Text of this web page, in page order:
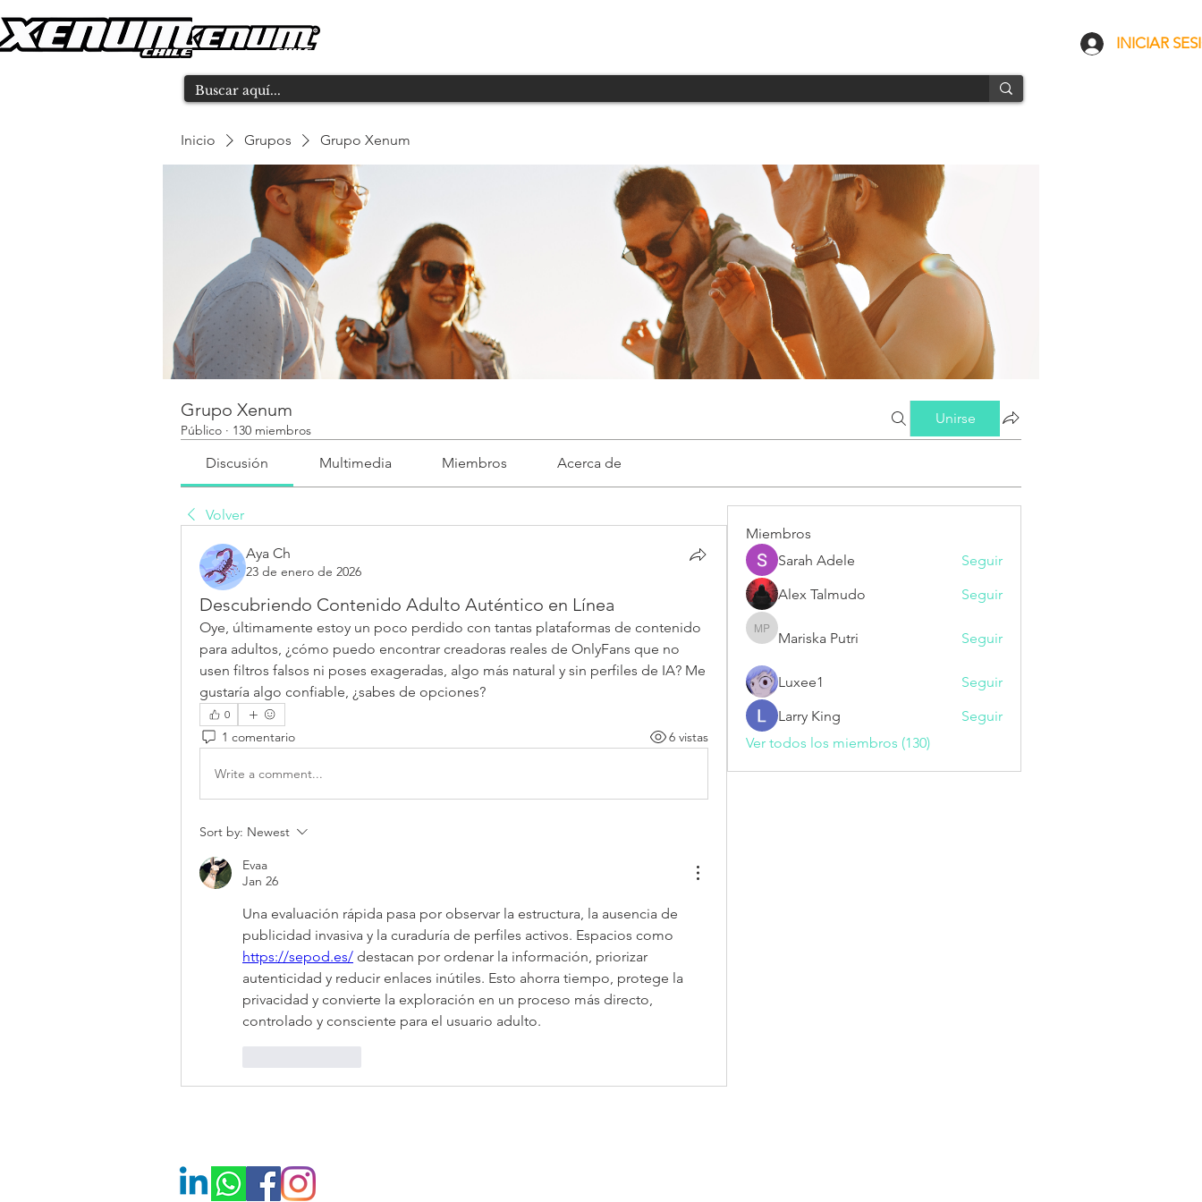
Inicio Grupos Grupo Xenum
Grupo Xenum
Público · 130 miembros
Unirse
Discusión Multimedia Miembros Acerca de
Volver
Aya Ch
23 de enero de 2026
Descubriendo Contenido Adulto Auténtico en Línea
Oye, últimamente estoy un poco perdido con tantas plataformas de contenido
para adultos, ¿cómo puedo encontrar creadoras reales de OnlyFans que no
usen filtros falsos ni poses exageradas, algo más natural y sin perfiles de IA? Me
gustaría algo confiable, ¿sabes de opciones?
0
1 comentario 6 vistas
Write a comment...
Sort by: Newest
Evaa
Jan 26
Una evaluación rápida pasa por observar la estructura, la ausencia de
https://sepod.es/ destacan por ordenar la información, priorizar
autenticidad y reducir enlaces inútiles. Esto ahorra tiempo, protege la
privacidad y convierte la exploración en un proceso más directo,
controlado y consciente para el usuario adulto.
Miembros
Sarah Adele
Seguir
Alex Talmudo
Seguir
Mariska Putri
Mariska Putri Seguir
Luxee1
Seguir
Larry King
Seguir
Ver todos los miembros (130)
INICIAR